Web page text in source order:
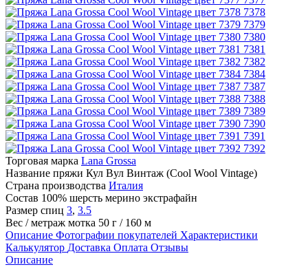
7378
7379
7380
7381
7382
7384
7387
7388
7389
7390
7391
7392
Торговая марка Lana Grossa
Название пряжи Кул Вул Винтаж (Cool Wool Vintage)
Страна производства Италия
Состав 100% шерсть мерино экстрафайн
Размер спиц 3, 3.5
Вес / метраж мотка 50 г / 160 м
Описание Фотографии покупателей Характеристики
Калькулятор Доставка Оплата Отзывы
Описание